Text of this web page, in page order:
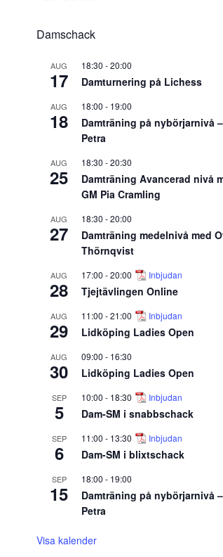
Damschack
AUG
17
18:30 -20:00
Damturnering på Lichess
AUG
18
18:00 - 19:00
Damträning på nybörjarnivå –
Petra
AUG
25
18:30 -20:30
Damträning Avancerad nivå
GM Pia Cramling
AUG
27
18:30 -20:00
Damträning medelnivå med
Thörnqvist
AUG
28
17:00 -20:00 Inbjudan
Tjejtävlingen Online
AUG
29
11:00 -21:00 Inbjudan
Lidköping Ladies Open
AUG
30
09:00 - 16:30
Lidköping Ladies Open
SEP
5
10:00 - 18:30 Inbjudan
Dam-SM i snabbschack
SEP
6
11:00 - 13:30 Inbjudan
Dam-SM i blixtschack
SEP
15
18:00 - 19:00
Damträning på nybörjarnivå –
Petra
Visa kalender